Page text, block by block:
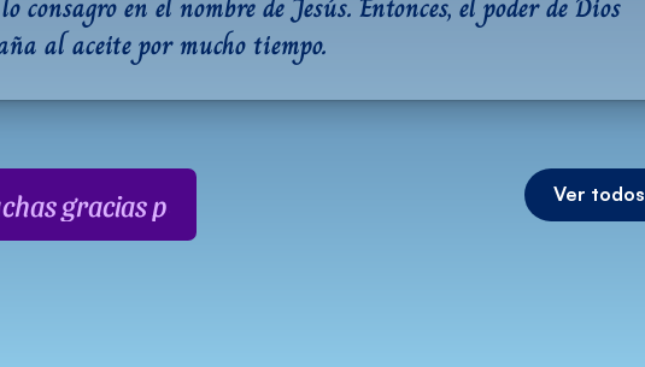
al aceite por mucho tiempo.
gracias por su apoyo! Ver todos